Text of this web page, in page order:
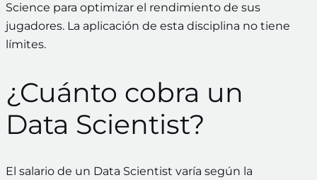
Science para optimizar el rendimiento de sus
jugadores. La aplicación de esta disciplina no tiene
límites.
¿Cuánto cobra un
Data Scientist?
El salario de un Data Scientist varía según la